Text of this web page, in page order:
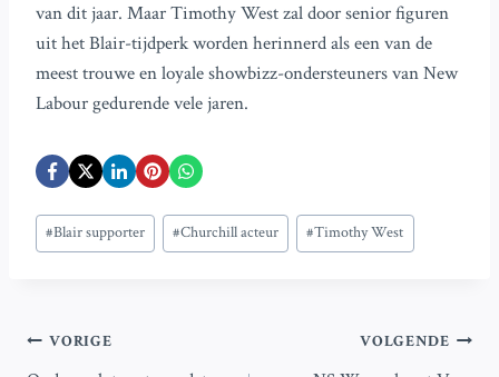
van dit jaar. Maar Timothy West zal door senior figuren
uit het Blair-tijdperk worden herinnerd als een van de
meest trouwe en loyale showbizz-ondersteuners van New
Labour gedurende vele jaren.
Bericht
tags:
#Blair supporter #Churchill acteur #Timothy West
Bericht
VORIGE VOLGENDE